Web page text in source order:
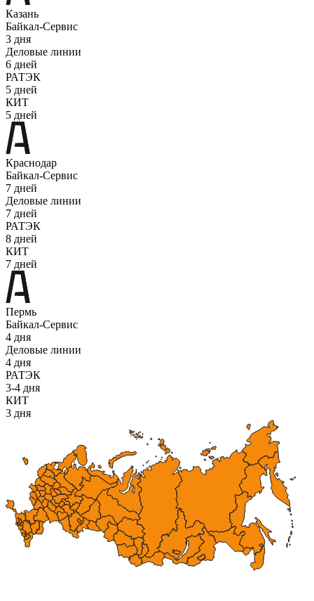
Казань
Байкал-Сервис
3 дня
Деловые линии
6 дней
РАТЭК
5 дней
КИТ
5 дней
Краснодар
Байкал-Сервис
7 дней
Деловые линии
7 дней
РАТЭК
8 дней
КИТ
7 дней
Пермь
Байкал-Сервис
4 дня
Деловые линии
4 дня
РАТЭК
3-4 дня
КИТ
3 дня